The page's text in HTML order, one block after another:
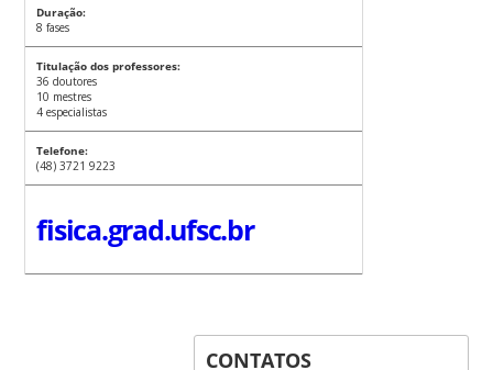
Duração:
8 fases
Titulação dos professores:
36 doutores
10 mestres
4 especialistas
Telefone:
(48) 3721 9223
fisica.grad.ufsc.br
CONTATOS